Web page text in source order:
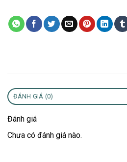
ĐÁNH GIÁ (0)
Đánh giá
Chưa có đánh giá nào.